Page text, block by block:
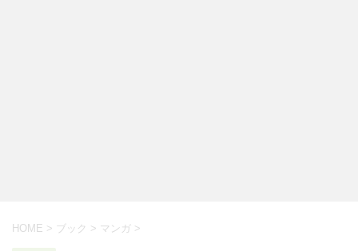
HOME > ブック > マンガ >